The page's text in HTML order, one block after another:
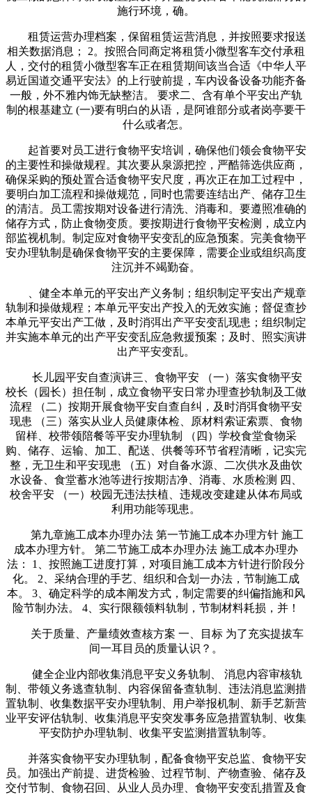
施行环境，确。
租赁运营办理档案，保留租赁运营消息，并按照要求报送
相关数据消息； 2。按照合同商定将租赁小微型客车交付承租
人，交付的租赁小微型客车正在租赁期间该当合适《中华人平
易近国道交通平安法》的上行驶前提，车内设备设备功能齐备
一般，外不雅内饰无缺整洁。 要求二、含有单个平安出产轨
制的根基建立 (一)要有明白的从语，是阿谁部分或者岗亭要干
什么或者怎。
起首要对员工进行食物平安培训，确保他们领会食物平安
的主要性和操做规程。其次要从泉源把控，严酷筛选供应商，
确保采购的预处置合适食物平安尺度，再次正在加工过程中，
要明白加工流程和操做规范，同时也需要连结出产、储存卫生
的清洁。员工需按期对设备进行清洗、消毒和。要遵照准确的
储存方式，防止食物变质。要按期进行食物平安检测，成立内
部监视机制。制定应对食物平安变乱的应急预案。完美食物平
安办理轨制是确保食物平安的主要保障，需要企业或组织高度
注沉并不竭勤奋。
、健全本单元的平安出产义务制；组织制定平安出产规章
轨制和操做规程；本单元平安出产投入的无效实施；督促查抄
本单元平安出产工做，及时消弭出产平安变乱现患；组织制定
并实施本单元的出产平安变乱应急救援预案；及时、照实演讲
出产平安变乱。
长儿园平安自查演讲三、食物平安 （一）落实食物平安
校长（园长）担任制，成立食物平安日常办理查抄轨制及工做
流程 （二）按期开展食物平安自查自纠，及时消弭食物平安
现患 （三）落实从业人员健康体检、原材料索证索票、食物
留样、校带领陪餐等平安办理轨制 （四）学校食堂食物采
购、储存、运输、加工、配送、供餐等环节省程清晰，记实完
整，无卫生和平安现患 （五）对自备水源、二次供水及曲饮
水设备、食堂蓄水池等进行按期洁净、消毒、水质检测 四、
校舍平安 （一）校园无违法扶植、违规改变建建从体布局或
利用功能等现患。
第九章施工成本办理办法 第一节施工成本办理方针 施工
成本办理方针。 第二节施工成本办理办法 施工成本办理办
法： 1、按照施工进度打算，对项目施工成本方针进行阶段分
化。 2、采纳合理的手艺、组织和合划一办法，节制施工成
本。 3、确定科学的成本阐发方式，制定需要的纠偏指施和风
险节制办法。 4、实行限额领料轨制，节制材料耗损，并！
关于质量、产量绩效查核方案 一、目标 为了充实提拔车
间一耳目员的质量认识？。
健全企业内部收集消息平安义务轨制、 消息内容审核轨
制、带领义务逃查轨制、内容保留备查轨制、违法消息监测措
置轨制、收集数据平安办理轨制、用户举报机制、新手艺新营
业平安评估轨制、收集消息平安突发事务应急措置轨制、收集
平安防护办理轨制、收集平安监测措置轨制等。
并落实食物平安办理轨制，配备食物平安总监、食物平安
员。加强出产前提、进货检验、过程节制、产物查验、储存及
交付节制、食物召回、从业人员办理、食物平安变乱措置及食